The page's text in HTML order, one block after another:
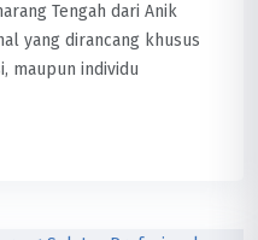
Tengah dari Anik
yang dirancang khusus
maupun individu